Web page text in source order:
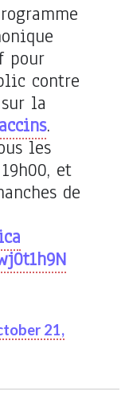
pour
contre
la
.
les
et
de
21,